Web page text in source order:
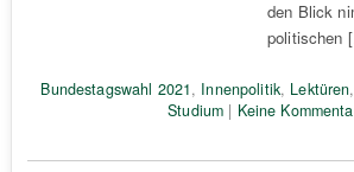
den Blick
politischen
Bundestagswahl 2021, Innenpolitik, Lektüren,
Studium | Keine